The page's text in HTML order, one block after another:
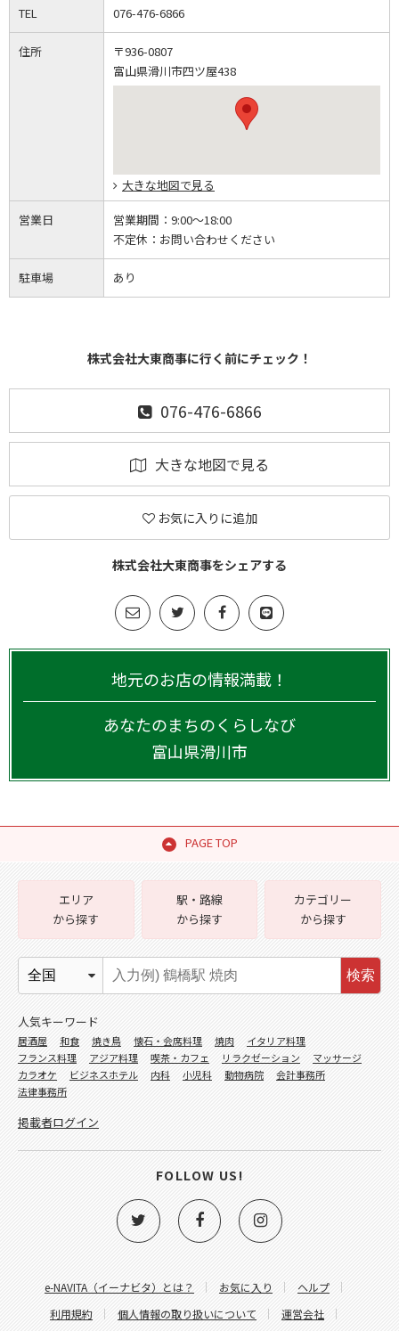
TEL 076-476-6866
住所
〒936-0807
富山県滑川市四ツ屋438
大きな地図で見る
営業日 営業期間： 9:00～18:00
不定休： お問い合わせください
駐車場 あり
株式会社大東商事に行く前にチェック！
076-476-6866
大きな地図で見る
お気に入りに追加
株式会社大東商事をシェアする
地元のお店の情報満載！
あなたのまちのくらしなび
富山県滑川市
PAGE TOP
e-NAVITA（イーナビタ）とは？ お気に入り
ヘルプ
利用規約
個人情報の取り扱いについて 運営会社
エリア
から探す
駅・路線
から探す
カテゴリー
から探す
検索
人気キーワード
居酒屋 和食 焼き鳥 懐石・会席料理 焼肉
イタリア料理
フランス料理
アジア料理 喫茶・カフェ リラクゼーション
マッサージ
カラオケ
ビジネスホテル 内科 小児科 動物病院
会計事務所
法律事務所
掲載者ログイン
FOLLOW US!